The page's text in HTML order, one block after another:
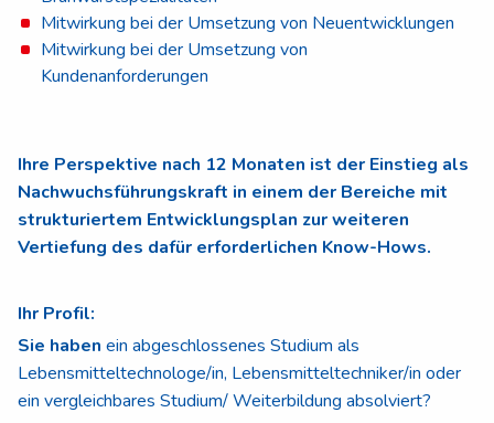
Mitwirkung bei der Umsetzung von Neuentwicklungen
Mitwirkung bei der Umsetzung von
Kundenanforderungen
Ihre Perspektive nach 12 Monaten ist der Einstieg als
Nachwuchsführungskraft in einem der Bereiche mit
strukturiertem Entwicklungsplan zur weiteren
Vertiefung des dafür erforderlichen Know-Hows.
Ihr Profil:
Sie haben ein abgeschlossenes Studium als
Lebensmitteltechnologe/in, Lebensmitteltechniker/in oder
ein vergleichbares Studium/ Weiterbildung absolviert?